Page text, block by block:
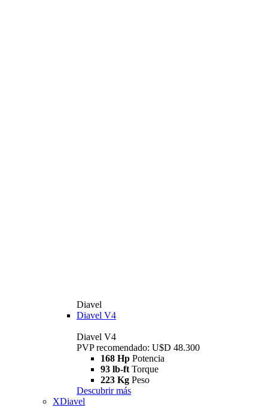
Diavel
Diavel V4
Diavel V4
PVP recomendado: U$D 48.300
168 Hp Potencia
93 lb-ft Torque
223 Kg Peso
Descubrir más
XDiavel